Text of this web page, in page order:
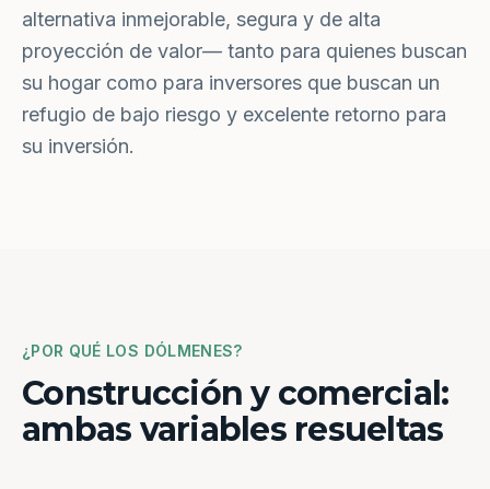
alternativa inmejorable, segura y de alta
proyección de valor— tanto para quienes buscan
su hogar como para inversores que buscan un
refugio de bajo riesgo y excelente retorno para
su inversión.
¿POR QUÉ LOS DÓLMENES?
Construcción y comercial:
ambas variables resueltas